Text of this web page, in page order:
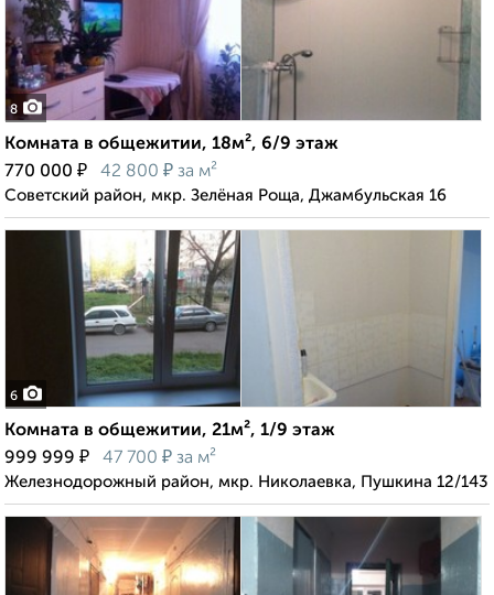
8
Комната в общежитии, 18м², 6/9 этаж
770 000 ₽ 42 800 ₽ за м²
Советский район, мкр. Зелёная Роща, Джамбульская 16
6
Комната в общежитии, 21м², 1/9 этаж
999 999 ₽ 47 700 ₽ за м²
Железнодорожный район, мкр. Николаевка, Пушкина 12/143